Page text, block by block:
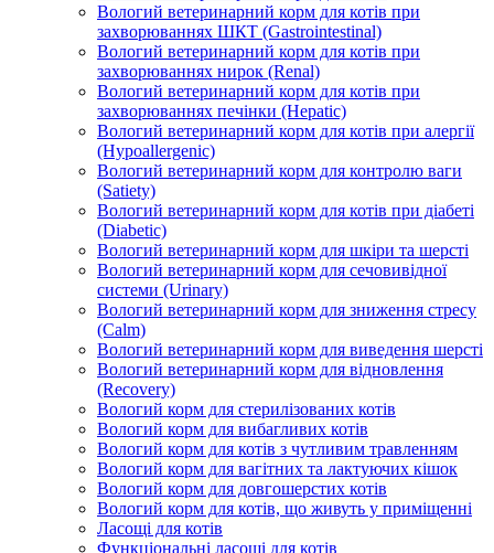
Вологий ветеринарний корм для котів при
захворюваннях ШКТ (Gastrointestinal)
Вологий ветеринарний корм для котів при
захворюваннях нирок (Renal)
Вологий ветеринарний корм для котів при
захворюваннях печінки (Hepatic)
Вологий ветеринарний корм для котів при алергії
(Hypoallergenic)
Вологий ветеринарний корм для контролю ваги
(Satiety)
Вологий ветеринарний корм для котів при діабеті
(Diabetic)
Вологий ветеринарний корм для шкіри та шерсті
Вологий ветеринарний корм для сечовивідної
системи (Urinary)
Вологий ветеринарний корм для зниження стресу
(Calm)
Вологий ветеринарний корм для виведення шерсті
Вологий ветеринарний корм для відновлення
(Recovery)
Вологий корм для стерилізованих котів
Вологий корм для вибагливих котів
Вологий корм для котів з чутливим травленням
Вологий корм для вагітних та лактуючих кішок
Вологий корм для довгошерстих котів
Вологий корм для котів, що живуть у приміщенні
Ласощі для котів
Функціональні ласощі для котів